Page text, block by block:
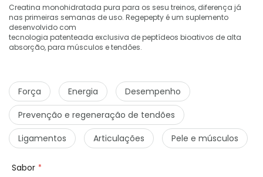
Creatina monohidratada pura para os sesu treinos, diferença já
nas primeiras semanas de uso. Regepepty é um suplemento
desenvolvido com
tecnologia patenteada exclusiva depeptídeos bioativos de alta
absorção, para músculos e tendões.
Força Energia
Desempenho
Prevenção e regeneração de tendões
Ligamentos
Articulações Pele e músculos
Sabor
de
imagens
de
imagens